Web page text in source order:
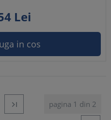
Lei
in cos
pagina 1 din 2
